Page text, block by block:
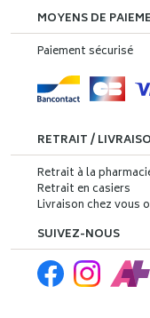
MOYENS DE
Paiement sécurisé
RETRAIT /
Retrait à la
Retrait en casiers
Livraison chez vous
SUIVEZ-NOUS